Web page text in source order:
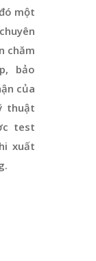
một
chăm
bảo
của
thuật
test
xuất